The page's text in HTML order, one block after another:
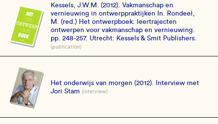
Kessels, J.W.M. (2012). Vakmanschap en
vernieuwing in ontwerppraktijken In. Rondeel,
M. (red.) Het ontwerpboek: leertrajecten
ontwerpen voor vakmanschap en vernieuwing.
pp. 248-257. Utrecht: Kessels & Smit Publishers.
(publication)
Het onderwijs van morgen (2012). Interview met
Jori Stam (interview)